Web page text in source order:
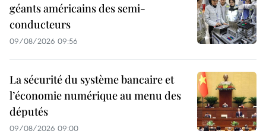
géants américains des semi-
conducteurs
09/08/2026 09:56
La sécurité du système bancaire et
l’économie numérique au menu des
députés
09/08/2026 09:00